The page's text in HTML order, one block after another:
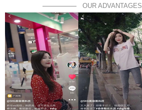
OUR ADVANTAGES